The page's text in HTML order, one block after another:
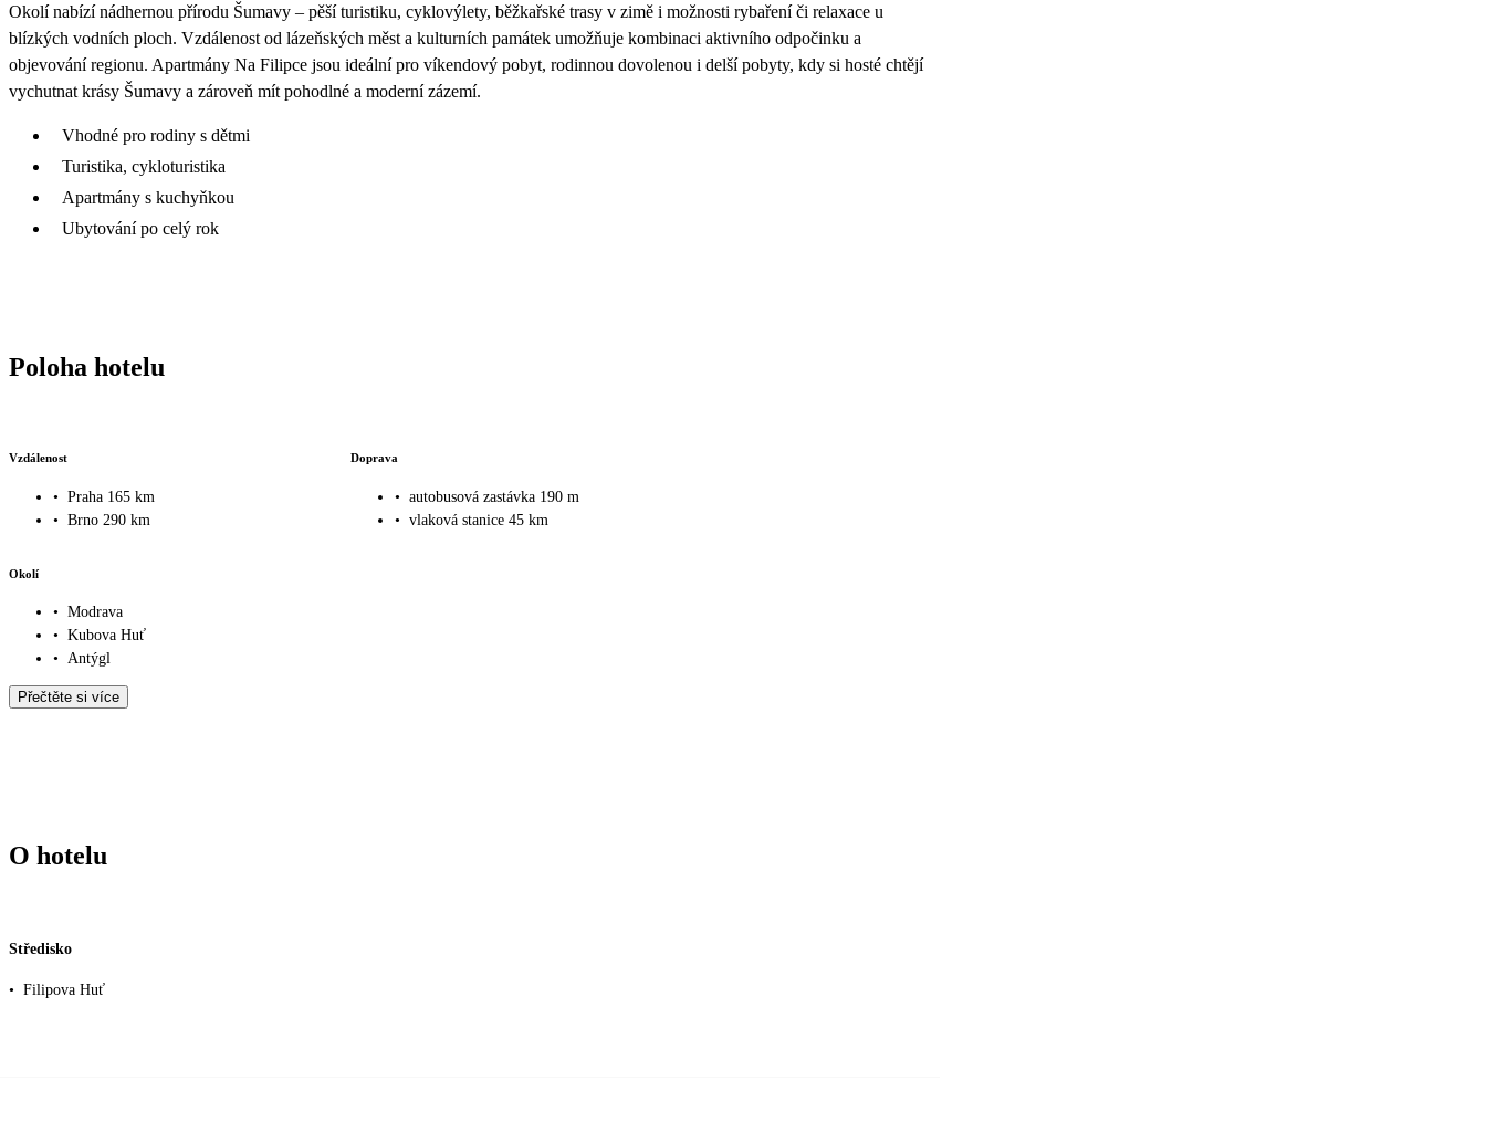
Okolí nabízí nádhernou přírodu Šumavy – pěší turistiku, cyklovýlety, běžkařské trasy v zimě i možnosti rybaření či relaxace u
blízkých vodních ploch. Vzdálenost od lázeňských měst a kulturních památek umožňuje kombinaci aktivního odpočinku a
objevování regionu. Apartmány Na Filipce jsou ideální pro víkendový pobyt, rodinnou dovolenou i delší pobyty, kdy si hosté chtějí
vychutnat krásy Šumavy a zároveň mít pohodlné a moderní zázemí.
Vhodné pro rodiny s dětmi
Turistika, cykloturistika
Apartmány s kuchyňkou
Ubytování po celý rok
Poloha hotelu
Vzdálenost
• Praha 165 km
• Brno 290 km
Doprava
• autobusová zastávka 190 m
• vlaková stanice 45 km
Okolí
• Modrava
• Kubova Huť
• Antýgl
Přečtěte si více
O hotelu
Středisko
• Filipova Huť